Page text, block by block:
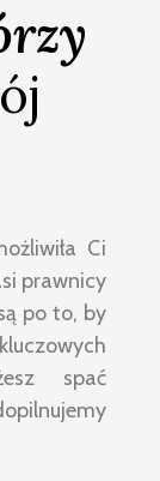
Ci
prawnicy
po to, by
spać